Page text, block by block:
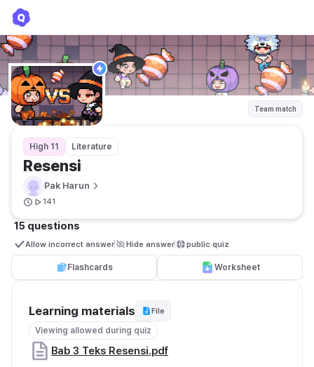
Team match
High 11 Literature
Resensi
Pak Harun
141
15 questions
Allow incorrect answer Hide answer public quiz
Flashcards Worksheet
Learning materials File
Viewing allowed during quiz
Bab 3 Teks Resensi.pdf